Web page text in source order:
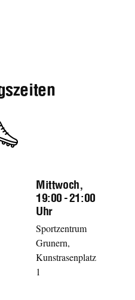
Mittwoch,
19:00 - 21:00
Uhr
Sportzentrum
Grunern,
Kunstrasenplatz
1